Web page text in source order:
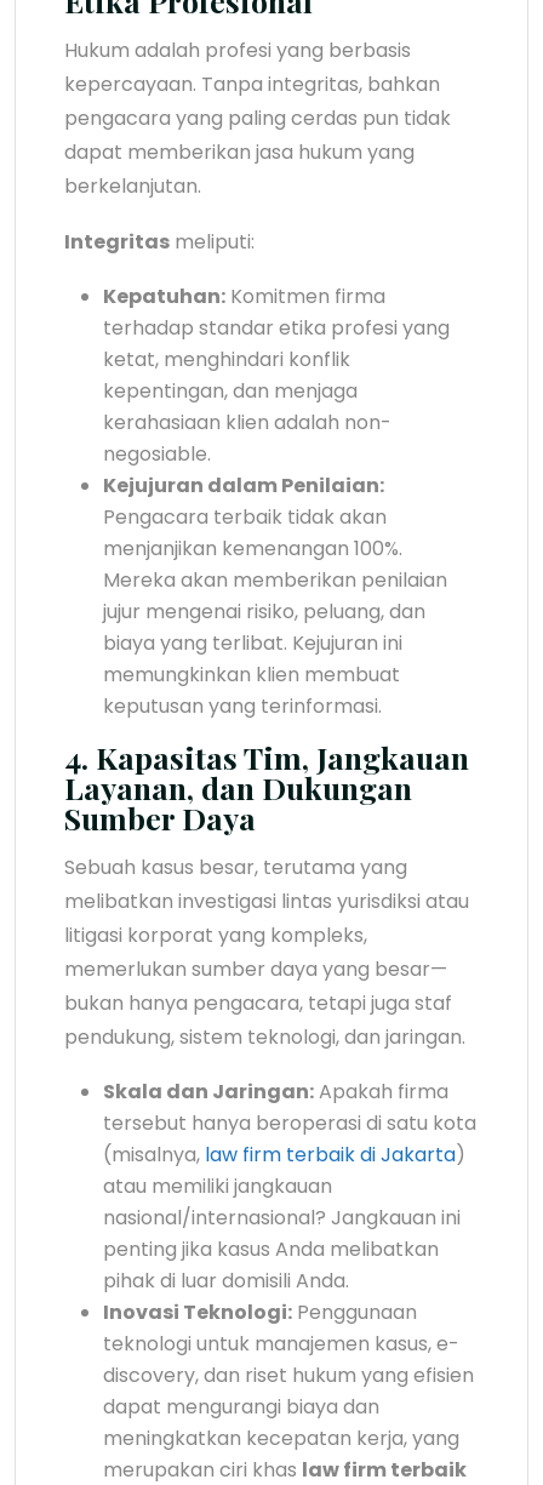
Hukum adalah profesi yang berbasis
kepercayaan. Tanpa integritas, bahkan
pengacara yang paling cerdas pun tidak
dapat memberikan jasa hukum yang
berkelanjutan.
Integritas meliputi:
Kepatuhan: Komitmen firma
terhadap standar etika profesi yang
ketat, menghindari konflik
kepentingan, dan menjaga
kerahasiaan klien adalah non-
negosiable.
Kejujuran dalam Penilaian:
Pengacara terbaik tidak akan
menjanjikan kemenangan 100%.
Mereka akan memberikan penilaian
jujur mengenai risiko, peluang, dan
biaya yang terlibat. Kejujuran ini
memungkinkan klien membuat
keputusan yang terinformasi.
4. Kapasitas Tim, Jangkauan
Layanan, dan Dukungan
Sumber Daya
Sebuah kasus besar, terutama yang
melibatkan investigasi lintas yurisdiksi atau
litigasi korporat yang kompleks,
memerlukan sumber daya yang besar—
bukan hanya pengacara, tetapi juga staf
pendukung, sistem teknologi, dan jaringan.
Skala dan Jaringan:Apakah firma
tersebut hanya beroperasi di satu kota
(misalnya, law firm terbaik di Jakarta)
atau memiliki jangkauan
nasional/internasional? Jangkauan ini
penting jika kasus Anda melibatkan
pihak di luar domisili Anda.
Inovasi Teknologi: Penggunaan
teknologi untuk manajemen kasus, e-
discovery, dan riset hukum yang efisien
dapat mengurangi biaya dan
meningkatkan kecepatan kerja, yang
merupakan ciri khas law firm terbaik